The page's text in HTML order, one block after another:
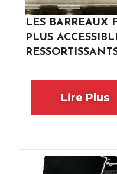
LES BARREAUX
PLUS
Lire Plus